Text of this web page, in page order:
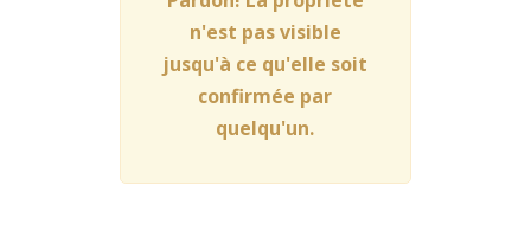
n'est pas visible
jusqu'à ce qu'elle soit
confirmée par
quelqu'un.